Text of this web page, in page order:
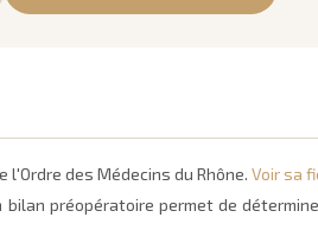
l'Ordre des Médecins du Rhône. Voir sa
préopératoire permet de